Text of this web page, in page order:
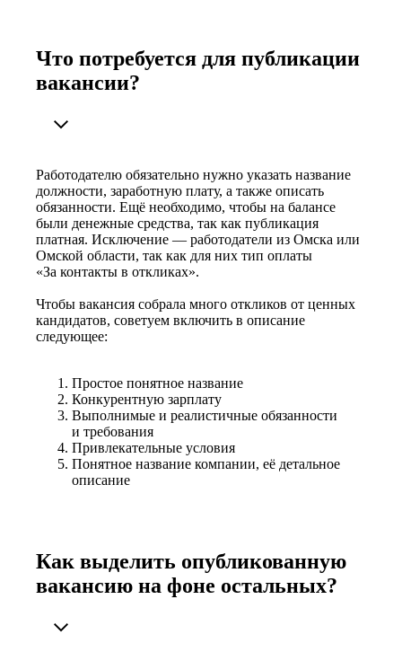
Что потребуется для публикации
вакансии?
Работодателю обязательно нужно указать название
должности, заработную плату, а также описать
обязанности. Ещё необходимо, чтобы на балансе
были денежные средства, так как публикация
платная. Исключение — работодатели из Омска или
Омской области, так как для них тип оплаты
«За контакты в откликах».
Чтобы вакансия собрала много откликов от ценных
кандидатов, советуем включить в описание
следующее:
Простое понятное название
Конкурентную зарплату
Выполнимые и реалистичные обязанности
и требования
Привлекательные условия
Понятное название компании, её детальное
описание
Как выделить опубликованную
вакансию на фоне остальных?